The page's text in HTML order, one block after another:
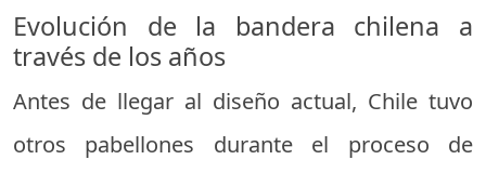
Evolución de la bandera chilena a
través de los años
Antes de llegar al diseño actual, Chile tuvo
otros pabellones durante el proceso de